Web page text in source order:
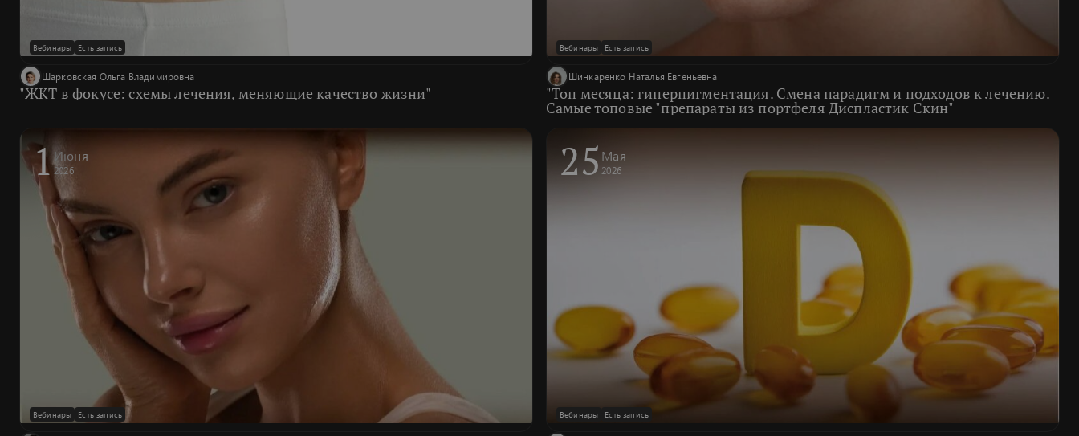
Вебинары Есть запись
Шарковская Ольга Владимировна
"ЖКТ в фокусе: схемы лечения, меняющие качество жизни"
Вебинары Есть запись
Шинкаренко Наталья Евгеньевна
"Топ месяца: гиперпигментация. Смена парадигм и подходов к лечению.
Самые топовые "препараты из портфеля Диспластик Скин"
1Июня
2026
Вебинары Есть запись
25Мая
2026
Вебинары Есть запись